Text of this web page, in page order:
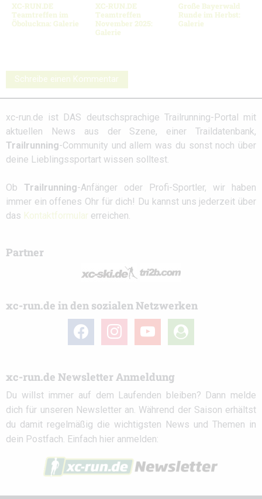
XC-RUN.DE
Teamtreffen im
Öboluckna: Galerie
XC-RUN.DE
Teamtreffen
November 2025:
Galerie
Große Bayerwald
Runde im Herbst:
Galerie
Schreibe einen Kommentar
xc-run.de ist DAS deutschsprachige Trailrunning-Portal mit
aktuellen News aus der Szene, einer Traildatenbank,
Trailrunning-Community und allem was du sonst noch über
deine Lieblingssportart wissen solltest.
Ob Trailrunning-Anfänger oder Profi-Sportler, wir haben
immer ein offenes Ohr für dich! Du kannst uns jederzeit über
das Kontaktformular erreichen.
Partner
xc-run.de in den sozialen Netzwerken
facebook instagramyoutube
user-
circle
xc-run.de Newsletter Anmeldung
Du willst immer auf dem Laufenden bleiben? Dann melde
dich für unseren Newsletter an. Während der Saison erhältst
du damit regelmäßig die wichtigsten News und Themen in
dein Postfach. Einfach hier anmelden: